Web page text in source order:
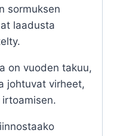
sormuksen
laadusta
on vuoden takuu,
johtuvat virheet,